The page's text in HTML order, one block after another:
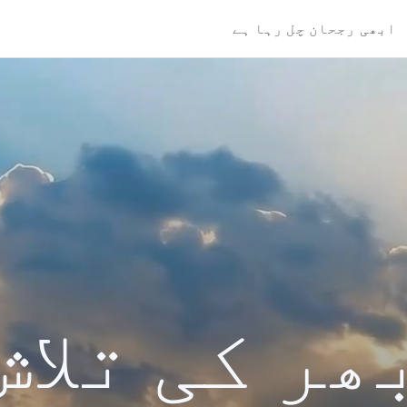
ابھی رجحان چل رہا ہے
کی